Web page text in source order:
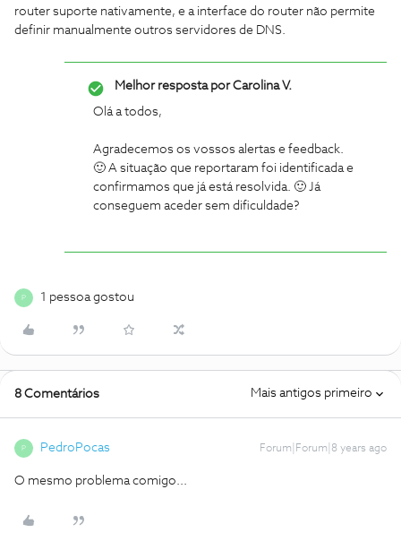
router suporte nativamente, e a interface do router não permite
definir manualmente outros servidores de DNS.
Melhor resposta porCarolina V.
Olá a todos,
Agradecemos os vossos alertas e feedback.
🙂 A situação que reportaram foi identificada e
confirmamos que já está resolvida. 🙂 Já
conseguem aceder sem dificuldade?
P 1 pessoa gostou
8 Comentários Mais antigos primeiro
P PedroPocas Forum|Forum|8 years ago
O mesmo problema comigo...